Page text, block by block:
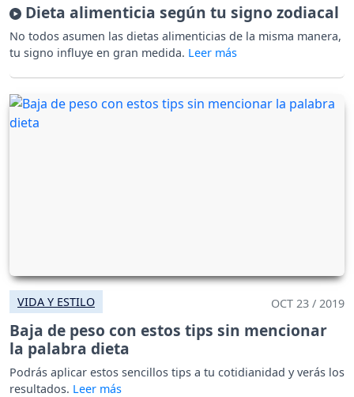
Dieta alimenticia según tu signo zodiacal
No todos asumen las dietas alimenticias de la misma manera,
tu signo influye en gran medida.
VIDA Y ESTILO OCT 23 / 2019
Baja de peso con estos tips sin mencionar
la palabra dieta
Podrás aplicar estos sencillos tips a tu cotidianidad y verás los
resultados.